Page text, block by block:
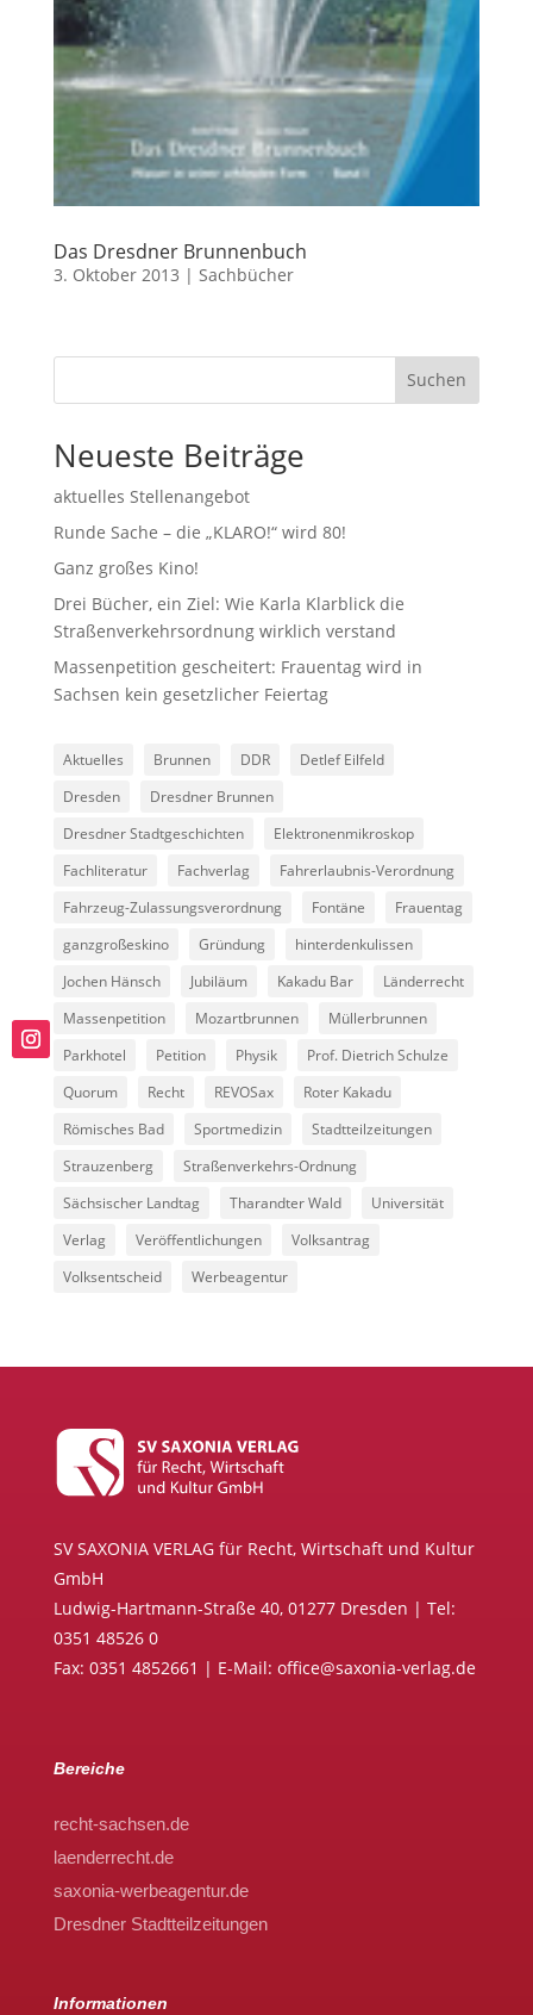
Das Dresdner Brunnenbuch
3. Oktober 2013 | Sachbücher
Suchen
Neueste Beiträge
aktuelles Stellenangebot
Runde Sache – die „KLARO!“ wird 80!
Ganz großes Kino!
Drei Bücher, ein Ziel: Wie Karla Klarblick die
Straßenverkehrsordnung wirklich verstand
Massenpetition gescheitert: Frauentag wird in
Sachsen kein gesetzlicher Feiertag
Aktuelles Brunnen DDR
Detlef Eilfeld
Dresden
Dresdner Brunnen
Dresdner Stadtgeschichten
Elektronenmikroskop
Fachliteratur
Fachverlag
Fahrerlaubnis-Verordnung
Fahrzeug-Zulassungsverordnung
Fontäne
Frauentag
ganzgroßeskino
Gründung
hinterdenkulissen
Jochen Hänsch
Jubiläum Kakadu Bar
Länderrecht
Massenpetition
Mozartbrunnen
Müllerbrunnen
Parkhotel
Petition Physik
Prof. Dietrich Schulze
Quorum
Recht REVOSax
Roter Kakadu
Römisches Bad
Sportmedizin
Stadtteilzeitungen
Strauzenberg
Straßenverkehrs-Ordnung
Sächsischer Landtag
Tharandter Wald
Universität
Verlag
Veröffentlichungen
Volksantrag
Volksentscheid
Werbeagentur
SV SAXONIA VERLAG für Recht, Wirtschaft und Kultur
GmbH
Ludwig-Hartmann-Straße 40, 01277 Dresden | Tel:
0351 48526 0
Fax: 0351 4852661 | E-Mail: office@saxonia-verlag.de
Bereiche
recht-sachsen.de
laenderrecht.de
saxonia-werbeagentur.de
Dresdner Stadtteilzeitungen
Informationen